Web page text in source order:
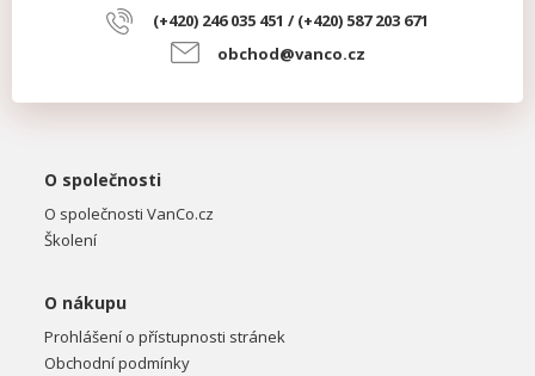
(+420) 246 035 451 / (+420) 587 203 671
obchod@vanco.cz
O společnosti
O společnosti VanCo.cz
Školení
O nákupu
Prohlášení o přístupnosti stránek
Obchodní podmínky